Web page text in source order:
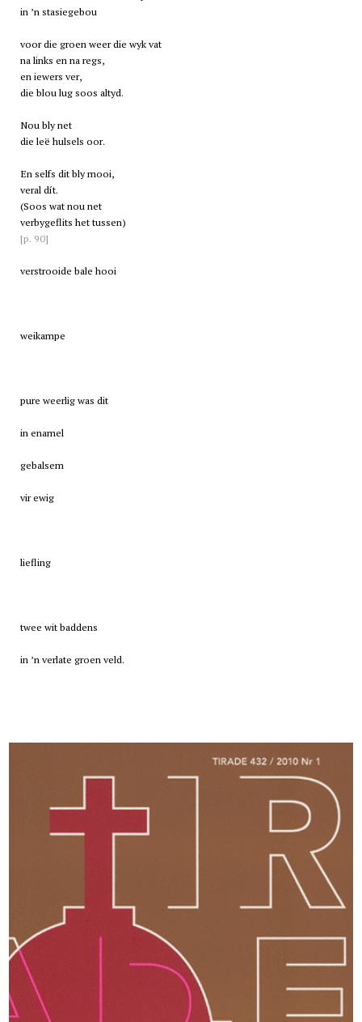
in ’n stasiegebou
voor die groen weer die wyk vat
na links en na regs,
en iewers ver,
die blou lug soos altyd.
Nou bly net
die leë hulsels oor.
En selfs dit bly mooi,
veral dít.
(Soos wat nou net
verbygeflits het tussen)
[p. 90]
verstrooide bale hooi
weikampe
pure weerlig was dit
in enamel
gebalsem
vir ewig
liefling
twee wit baddens
in ’n verlate groen veld.